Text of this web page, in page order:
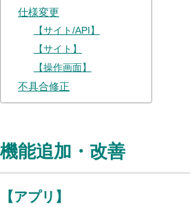
仕様変更
【サイト/API】
【サイト】
【操作画面】
不具合修正
機能追加・改善
【アプリ】